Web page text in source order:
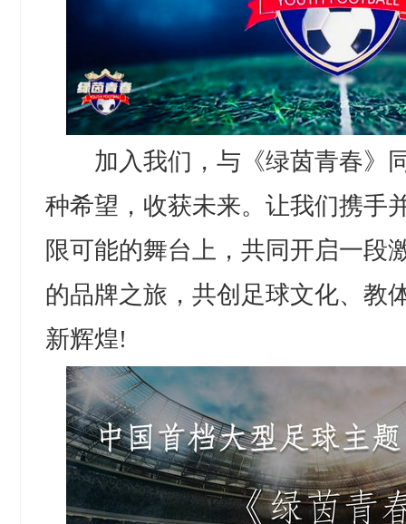
加入我们，与《绿茵青春》
种希望，收获未来。让我们携手
限可能的舞台上，共同开启一段
的品牌之旅，共创足球文化、教
新辉煌!